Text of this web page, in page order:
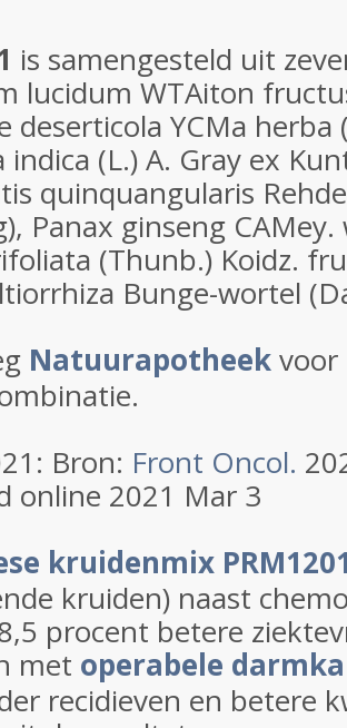
is samengesteld uit
lucidum WTAiton
deserticola YCMa herba
indica (L.) A. Gray ex
quinquangularis
Panax ginseng
(Thunb.) Koidz.
Bunge-wortel
Natuurapotheekvoor
Bron: Front Oncol.
online 2021 Mar 3
kruidenmix
kruiden) naast
procent betere
met operabele
recidieven en betere